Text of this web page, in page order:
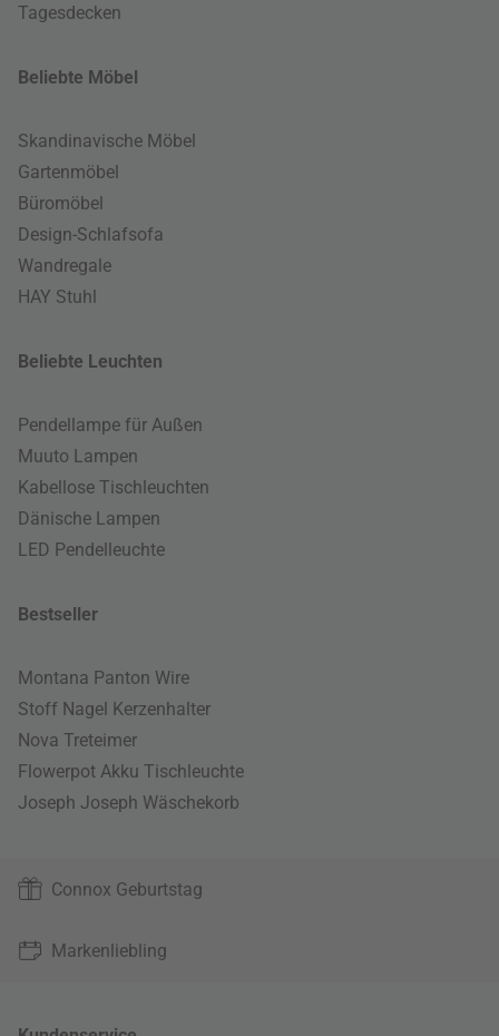
Tagesdecken
Beliebte Möbel
Skandinavische Möbel
Gartenmöbel
Büromöbel
Design-Schlafsofa
Wandregale
HAY Stuhl
Beliebte Leuchten
Pendellampe für Außen
Muuto Lampen
Kabellose Tischleuchten
Dänische Lampen
LED Pendelleuchte
Bestseller
Montana Panton Wire
Stoff Nagel Kerzenhalter
Nova Treteimer
Flowerpot Akku Tischleuchte
Joseph Joseph Wäschekorb
Connox Geburtstag
Markenliebling